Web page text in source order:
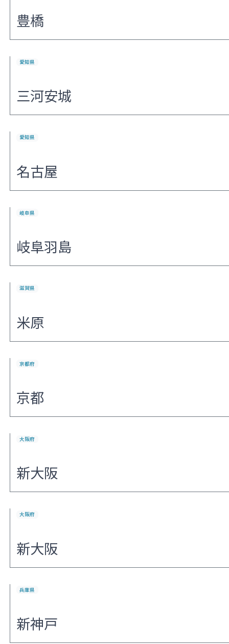
豊橋
愛知県
三河安城
愛知県
名古屋
岐阜県
岐阜羽島
滋賀県
米原
京都府
京都
大阪府
新大阪
大阪府
新大阪
兵庫県
新神戸